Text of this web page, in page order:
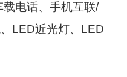
电话、手机互联/
LED近光灯、LED